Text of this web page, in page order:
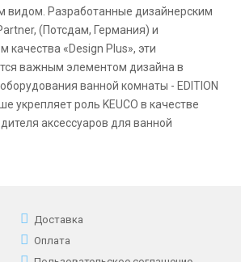
видом. Разработанные дизайнерским
(Потсдам, Германия) и
качества «Design Plus», эти
важным элементом дизайна в
ванной комнаты - EDITION
укрепляет роль KEUCO в качестве
аксессуаров для ванной
Доставка
Оплата